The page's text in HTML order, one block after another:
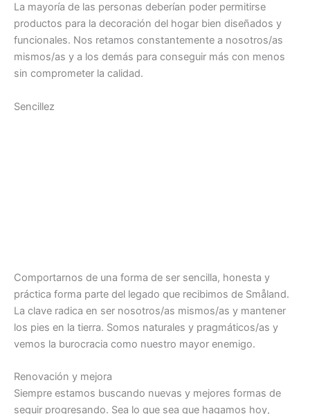
La mayoría de las personas deberían poder permitirse
productos para la decoración del hogar bien diseñados y
funcionales. Nos retamos constantemente a nosotros/as
mismos/as y a los demás para conseguir más con menos
sin comprometer la calidad.
Sencillez
Comportarnos de una forma de ser sencilla, honesta y
práctica forma parte del legado que recibimos de Småland.
La clave radica en ser nosotros/as mismos/as y mantener
los pies en la tierra. Somos naturales y pragmáticos/as y
vemos la burocracia como nuestro mayor enemigo.
Renovación y mejora
Siempre estamos buscando nuevas y mejores formas de
seguir progresando. Sea lo que sea que hagamos hoy,